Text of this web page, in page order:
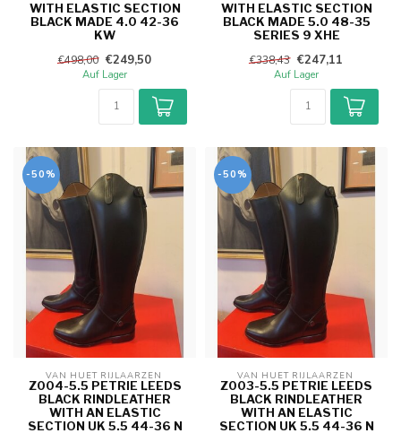
WITH ELASTIC SECTION
BLACK MADE 4.0 42-36
KW
€498,00 €249,50
Auf Lager
WITH ELASTIC SECTION
BLACK MADE 5.0 48-35
SERIES 9 XHE
€338,43 €247,11
Auf Lager
-50%
VAN HUET RIJLAARZEN
Z004-5.5 PETRIE LEEDS
BLACK RINDLEATHER
WITH AN ELASTIC
SECTION UK 5.5 44-36 N
-50%
VAN HUET RIJLAARZEN
Z003-5.5 PETRIE LEEDS
BLACK RINDLEATHER
WITH AN ELASTIC
SECTION UK 5.5 44-36 N